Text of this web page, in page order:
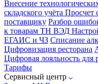
Внесение
складского учёта Просчет
поставщику Разбор
к товарам ТН ВЭД
ЕГАИС и ЧЗ Списание
Цифровизация ресторана
Цифровая лояльность для
Тарифы
Сервисный центр